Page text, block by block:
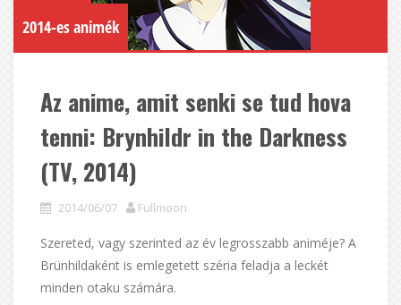
2014-es animék
Az anime, amit senki se tud hova
tenni: Brynhildr in the Darkness
(TV, 2014)
2014/06/07 Fullmoon
Szereted, vagy szerinted az év legrosszabb animéje? A
Brünhildaként is emlegetett széria feladja a leckét
minden otaku számára.